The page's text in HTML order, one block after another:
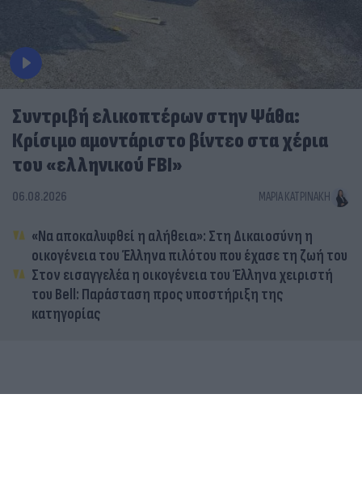
Συντριβή ελικοπτέρων στην Ψάθα:
Κρίσιμο αμοντάριστο βίντεο στα χέρια
του «ελληνικού FBI»
06.08.2026 ΜΑΡΊΑ ΚΑΤΡΙΝΆΚΗ
«Να αποκαλυφθεί η αλήθεια»: Στη Δικαιοσύνη η
οικογένεια του Έλληνα πιλότου που έχασε τη ζωή του
Στον εισαγγελέα η οικογένεια του Έλληνα χειριστή
του Bell: Παράσταση προς υποστήριξη της
κατηγορίας